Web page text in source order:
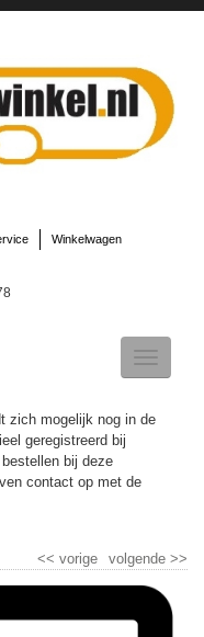
Winkelwagen
Toggle
zich mogelijk nog in de
geregistreerd bij
bij deze
contact op met de
volgende >>
<< vorige